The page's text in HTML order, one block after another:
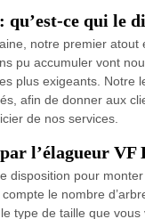
ce qui le
notre premier atout
pu accumuler vont
plus exigeants. Notre
afin de donner aux
de nos services.
l’élagueur VF
disposition pour
le nombre
type de taille que